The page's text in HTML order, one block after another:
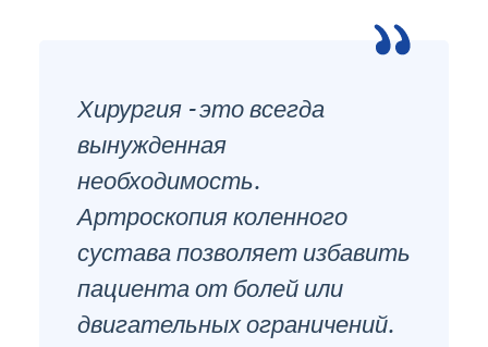
Хирургия - это всегда
вынужденная
необходимость.
Артроскопия коленного
сустава позволяет избавить
пациента от болей или
двигательных ограничений.